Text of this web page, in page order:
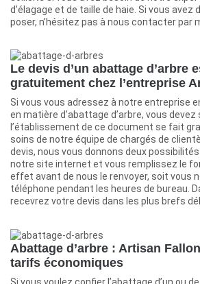
d’élagage et de taille de haie. Si vous avez
poser, n’hésitez pas à nous contacter par
Le devis d’un abattage d’arbre
gratuitement chez l’entreprise
Si vous vous adressez à notre entreprise
en matière d’abattage d’arbre, vous devez
l’établissement de ce document se fait
soins de notre équipe de chargés de
devis, nous vous donnons deux
notre site internet et vous remplissez le
effet avant de nous le renvoyer, soit vous
téléphone pendant les heures de bureau.
recevrez votre devis dans les plus brefs
Abattage d’arbre : Artisan
tarifs économiques
Si vous voulez confier l’abattage d’un ou